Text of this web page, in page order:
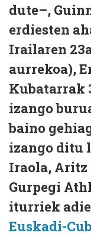
dute–,
erdiesten
Irailaren
aurrekoa),
Kubatarrak
izango
baino
izango ditu
Iraola, Aritz
Gurpegi
iturriek
Euskadi-